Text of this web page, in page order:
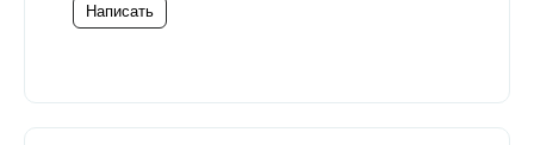
Написать